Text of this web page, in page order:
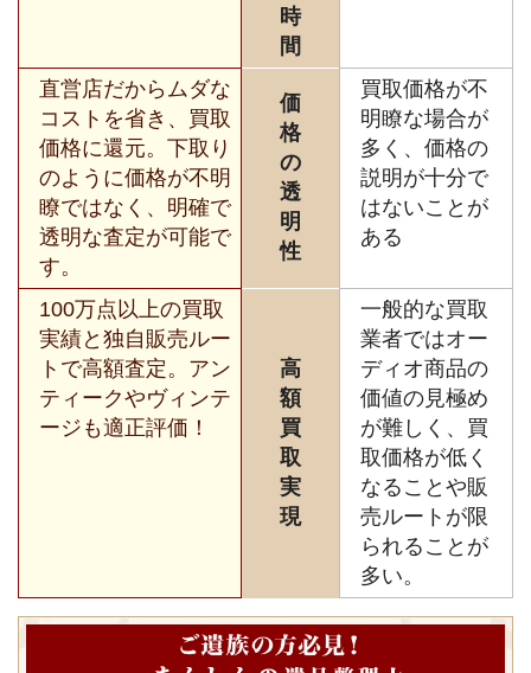
時
間
直営店だからムダな
コストを省き、買取
価格に還元。下取り
のように価格が不明
瞭ではなく、明確で
透明な査定が可能で
す。
価
格
の
透
明
性
買取価格が不
明瞭な場合が
多く、価格の
説明が十分で
はないことが
ある
100万点以上の買取
実績と独自販売ルー
トで高額査定。アン
ティークやヴィンテ
ージも適正評価！
高
額
買
取
実
現
一般的な買取
業者ではオー
ディオ商品の
価値の見極め
が難しく、買
取価格が低く
なることや販
売ルートが限
られることが
多い。